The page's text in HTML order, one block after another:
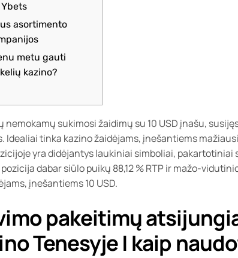
asortimento
metu gauti
kazino?
nemokamų sukimosi žaidimų su 10 USD įnašu,
Idealiai tinka kazino žaidėjams, įnešantiems
yra didėjantys laukiniai simboliai, pakartotiniai
dabar siūlo puikų 88,12 % RTP ir mažo-
įnešantiems 10 USD.
pakeitimų
Tenesyje | kaip